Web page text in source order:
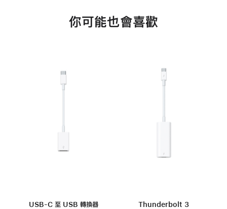
你可能也會喜歡
USB-C 至 USB 轉換器
Thunderbolt 3